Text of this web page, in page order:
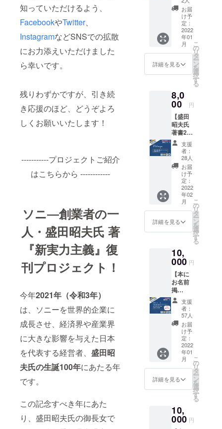
知っていただけるよう、
FacebookやTwitter、
InstagramなどSNSでの拡散
にお力添えいただけました
ら幸いです。
残りわずかですが、引き続
き応援のほど、どうぞよろ
しくお願いいたします！
-----------プロジェクトご紹介
はこちらから ------------
ソニ―創業者の一
人・盛田昭夫氏 著
『新実力主義』復
刊プロジェクト！
今年2021年（令和3年）
は、ソニーを世界的企業に
成長させ、経済界や産業界
に大きな影響を与えた日本
を代表する経営者、 盛田昭
夫氏の生誕100年にあたる年
です。
この記念すべき年にあた
り、盛田昭夫氏の御長女で
わかる者と
して、同じ
悩みを持つ
方々の声を
聞きながら
「この本を
もう一度世
い！」とい
う想いに応
え、求めて
いる人の元
に届ける。
何気なく手
にとった本
が、その人
の人生を変
える本にな
るかもしれ
忘れ去られ
功績が見直
されるかも
しれない。
そのきっか
けを作りた
いと考えて
います。
カード
コース
★ お礼
のメー
ル（1
通）
★「新
実力主
義」語
ド（1
枚）
■『新実
力主
義』の
中に書
かれた
印象的
な文章
をピッ
クアッ
プし、
今回の
ために
クリエ
イター
さんか
図案を
あわせ
トカー
ドをラ
ンダム
で1枚お
届けし
ます。
通常の
ポスト
カード
（100×
148mm
）より
大きめ
のB6サ
（128m
mm）
。 [ ク
リエイ
お届
け予
定：
2022
年01
月
詳細を見る
こ
の
リ
タ
ー
ン
を
選
択
す
る
8,0
00 円
【盛田
昭夫氏
著書2冊
セッ
ト！】
読み比
べコー
ス ★ お
礼の
メール
（1通）
★「新
実力主
義」語
録ポス
枚）
★『新
実力主
義』復
刊初版
本（1
冊）
★『学
歴無用
論』（1
冊）
■『新実
力主
義』の
中に書
かれた
印象的
プし、
今回の
支援
者：
28人
お届
け予
定：
2022
年02
月
詳細を見る
こ
の
リ
タ
ー
ン
を
選
択
す
る
10,
000 円
【本に
お名前
掲
載！】
復刊本
コース
★ お礼
のメー
ル（1
通） ★
「新実
力主
義」語
録ポス
トカー
ド（6枚
ト） ★
【いち
早くお
支援
者：
57人
お届
け予
定：
2022
年01
月
詳細を見る
こ
の
リ
タ
ー
ン
を
選
択
す
る
10,
000 円